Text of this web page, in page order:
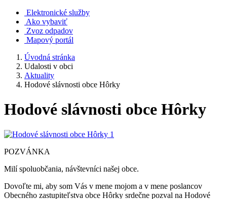
Elektronické služby
Ako vybaviť
Zvoz odpadov
Mapový portál
Úvodná stránka
Udalosti v obci
Aktuality
Hodové slávnosti obce Hôrky
Hodové slávnosti obce Hôrky
POZVÁNKA
Milí spoluobčania, návštevníci našej obce.
Dovoľte mi, aby som Vás v mene mojom a v mene poslancov
Obecného zastupiteľstva obce Hôrky srdečne pozval na Hodové